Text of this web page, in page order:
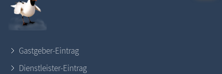
Gastgeber-Eintrag
Dienstleister-Eintrag